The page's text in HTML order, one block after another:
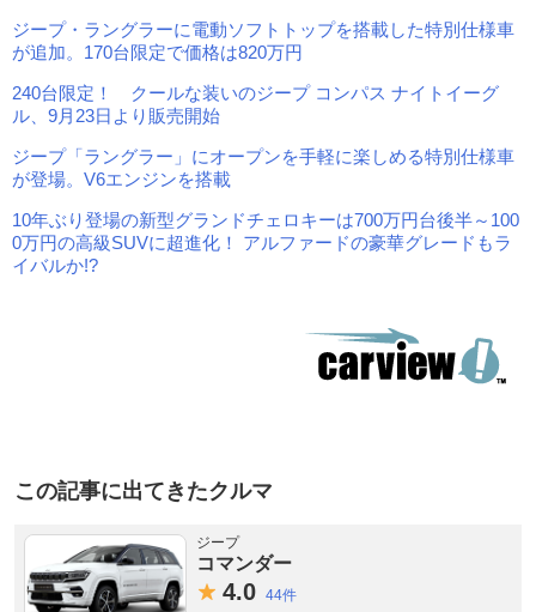
ジープ・ラングラーに電動ソフトトップを搭載した特別仕様車
が追加。170台限定で価格は820万円
240台限定！ クールな装いのジープ コンパス ナイトイーグ
ル、9月23日より販売開始
ジープ「ラングラー」にオープンを手軽に楽しめる特別仕様車
が登場。V6エンジンを搭載
10年ぶり登場の新型グランドチェロキーは700万円台後半～100
0万円の高級SUVに超進化！ アルファードの豪華グレードもラ
イバルか!?
この記事に出てきたクルマ
ジープ
コマンダー
4.0 44件